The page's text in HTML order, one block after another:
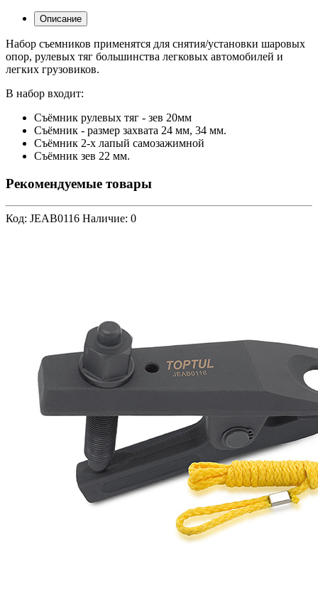
Описание
Набор съемников применятся для снятия/установки шаровых
опор, рулевых тяг большинства легковых автомобилей и
легких грузовиков.
В набор входит:
Съёмник рулевых тяг - зев 20мм
Съёмник - размер захвата 24 мм, 34 мм.
Съёмник 2-х лапый самозажимной
Съёмник зев 22 мм.
Рекомендуемые товары
Код: JEAB0116 Наличие: 0